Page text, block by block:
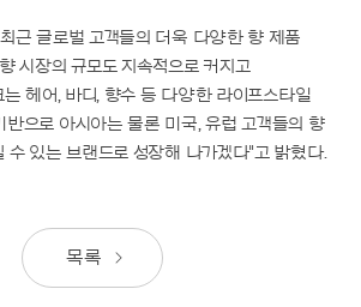
근 글로벌 고객들의 더욱 다양한 향 제품
시장의 규모도 지속적으로 커지고
헤어, 바디, 향수 등 다양한 라이프스타일
반으로 아시아는 물론 미국, 유럽 고객들의 향
수 있는 브랜드로 성장해 나가겠다"고 밝혔다.
목록